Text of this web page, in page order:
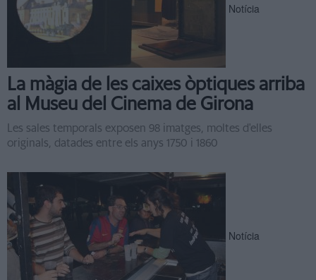
Notícia
La màgia de les caixes òptiques arriba
al Museu del Cinema de Girona
Les sales temporals exposen 98 imatges, moltes d'elles
originals, datades entre els anys 1750 i 1860
Notícia